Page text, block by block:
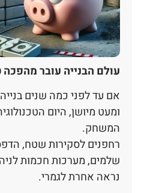
עולם הבנייה עובר מהפכה
אם עד לפני כמה שנים
ומעט מיושן, היום
המשחק.
רחפנים לסקירות שטח,
שלמים, מערכות חכמות
נראה אחרת לגמרי.